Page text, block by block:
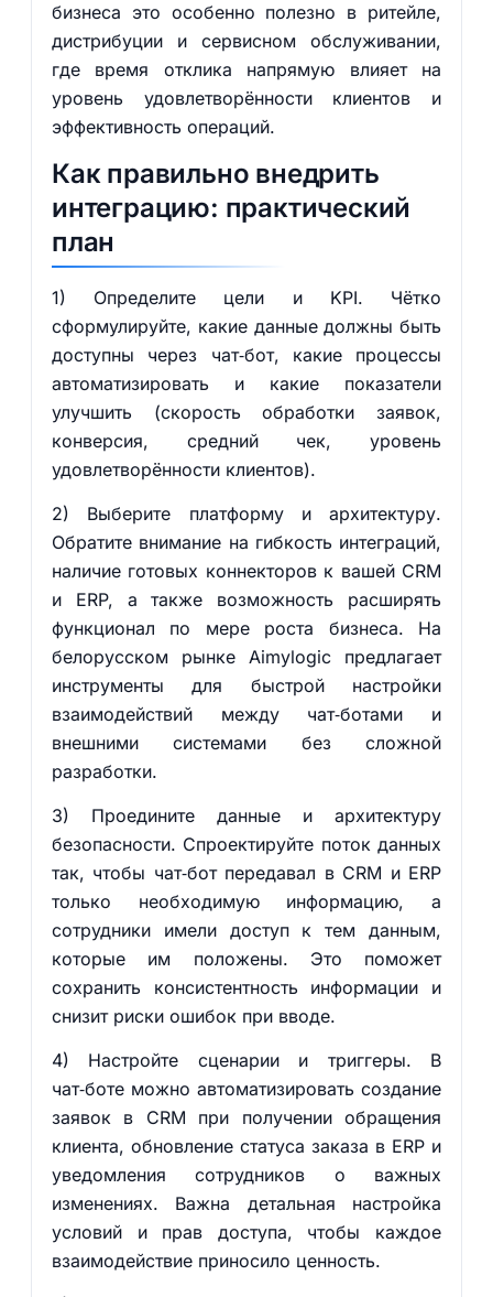
бизнеса это особенно полезно в ритейле,
дистрибуции и сервисном обслуживании,
где время отклика напрямую влияет на
уровень удовлетворённости клиентов и
эффективность операций.
Как правильно внедрить
интеграцию: практический
план
1) Определите цели и KPI. Чётко
сформулируйте, какие данные должны быть
доступны через чат‑бот, какие процессы
автоматизировать и какие показатели
улучшить (скорость обработки заявок,
конверсия, средний чек, уровень
удовлетворённости клиентов).
2) Выберите платформу и архитектуру.
Обратите внимание на гибкость интеграций,
наличие готовых коннекторов к вашей CRM
и ERP, а также возможность расширять
функционал по мере роста бизнеса. На
белорусском рынке Aimylogic предлагает
инструменты для быстрой настройки
взаимодействий между чат‑ботами и
внешними системами без сложной
разработки.
3) Проедините данные и архитектуру
безопасности. Спроектируйте поток данных
так, чтобы чат‑бот передавал в CRM и ERP
только необходимую информацию, а
сотрудники имели доступ к тем данным,
которые им положены. Это поможет
сохранить консистентность информации и
снизит риски ошибок при вводе.
4) Настройте сценарии и триггеры. В
чат‑боте можно автоматизировать создание
заявок в CRM при получении обращения
клиента, обновление статуса заказа в ERP и
уведомления сотрудников о важных
изменениях. Важна детальная настройка
условий и прав доступа, чтобы каждое
взаимодействие приносило ценность.